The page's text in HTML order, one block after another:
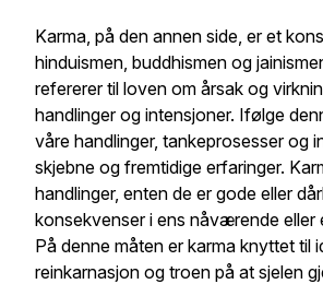
Karma, på den annen side, er et
hinduismen, buddhismen og
refererer til loven om årsak og
handlinger og intensjoner. Ifølge
våre handlinger, tankeprosesser og
skjebne og fremtidige erfaringer.
handlinger, enten de er gode eller
konsekvenser i ens nåværende eller
På denne måten er karma knyttet til
reinkarnasjon og troen på at sjelen